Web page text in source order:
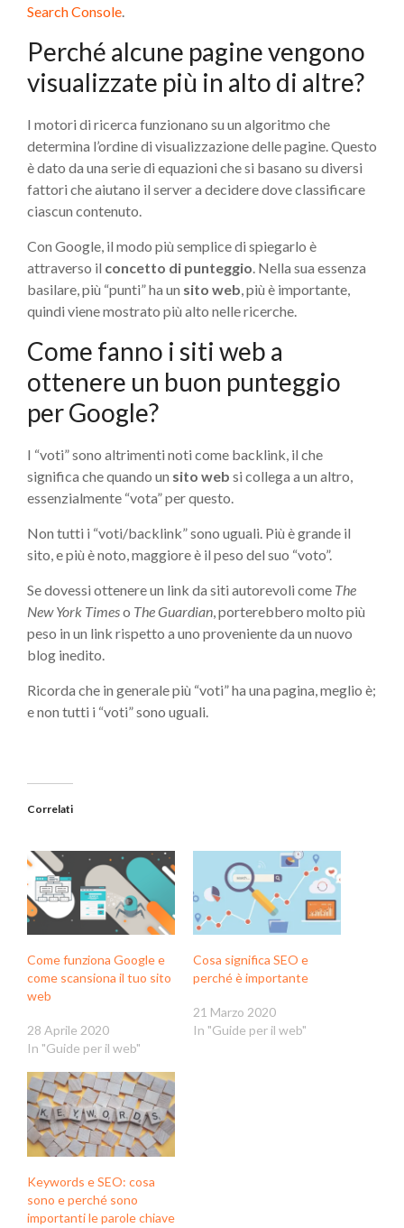
Search Console
Perché alcune pagine vengono
visualizzate più in alto di altre?
I motori di ricerca funzionano su un algoritmo che
determina l’ordine di visualizzazione delle pagine. Questo
è dato da una serie di equazioni che si basano su diversi
fattori che aiutano il server a decidere dove classificare
ciascun contenuto.
Con Google, il modo più semplice di spiegarlo è
attraverso il concetto di punteggio . Nella sua essenza
basilare, più “punti” ha un sito web , più è importante,
quindi viene mostrato più alto nelle ricerche.
Come fanno i siti web a
ottenere un buon punteggio
per Google?
I “voti” sono altrimenti noti come backlink, il che
significa che quando un sito web si collega a un altro,
essenzialmente “vota” per questo.
Non tutti i “voti/backlink” sono uguali. Più è grande il
sito, e più è noto, maggiore è il peso del suo “voto”.
Se dovessi ottenere un link da siti autorevoli come The
New York Timeso The Guardian , porterebbero molto più
peso in un link rispetto a uno proveniente da un nuovo
blog inedito.
Ricorda che in generale più “voti” ha una pagina, meglio è;
e non tutti i “voti” sono uguali.
Correlati
Come funziona Google e
come scansiona il tuo sito
web
28 Aprile 2020
In "Guide per il web"
Cosa significa SEO e
perché è importante
21 Marzo 2020
In "Guide per il web"
Keywords e SEO: cosa
sono e perché sono
importanti le parole chiave